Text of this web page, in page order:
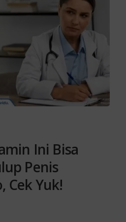
Ini Bisa
Penis
Cek Yuk!